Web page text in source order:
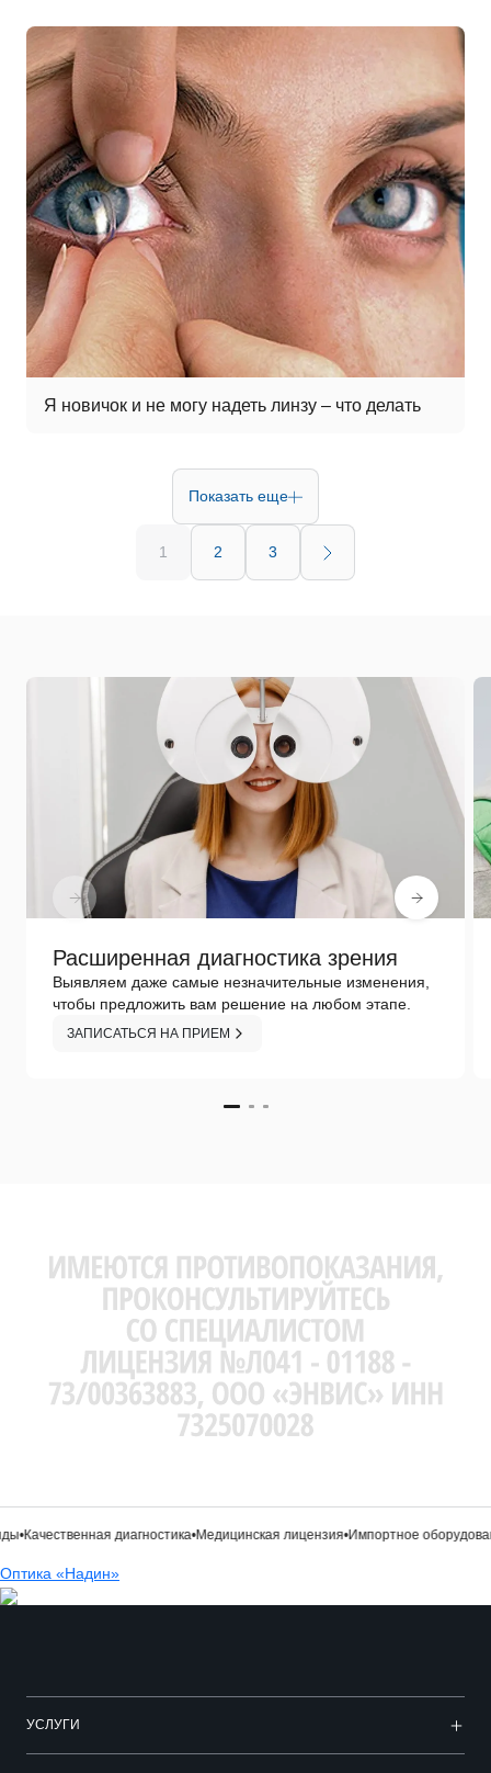
Я новичок и не могу надеть линзу – что делать
Показать еще
1 2 3
Расширенная диагностика зрения
Выявляем даже самые незначительные изменения,
чтобы предложить вам решение на любом этапе.
ЗАПИСАТЬСЯ НА ПРИЕМ
диагностика•Медицинская лицензия•Импортное оборудование•
Оптика «Надин»
УСЛУГИ